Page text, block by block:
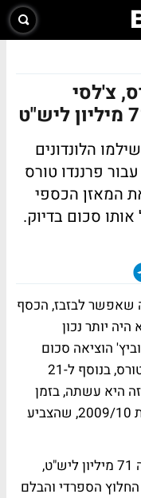
צ'לסי
הלונדונים
ליש"ט עבור פרננדו טורס
המאזן הכספי
סכום בדיוק.
שאפשר לבזבז, הכסף
יותר נכון
הוציאה סכום
שיא של 50 מיליון ליש"ט על פרננדו טורס, בנוסף ל-21
זה היא עשתה, בזמן
שהיא פרסמה את הדו"ח הכספי לעונת 2009/10, שהצביע
למעשה, צ'לסי הפסידה בעונה שעברה 71 מיליון ליש"ט,
הספרדי והבלם